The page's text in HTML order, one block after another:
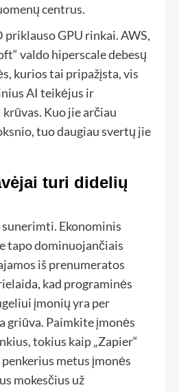
centrus.
GPU rinkai. AWS,
valdo hiperscale debesų
kurios tai pripažįsta, vis
AI teikėjus ir
Kuo jie arčiau
tuo daugiau svertų jie
turi didelių
Ekonominis
tapo dominuojančiais
iš prenumeratos
kad programinės
įmonių yra per
griūva. Paimkite įmonės
tokius kaip „Zapier“
penkerius metus įmonės
mokesčius už